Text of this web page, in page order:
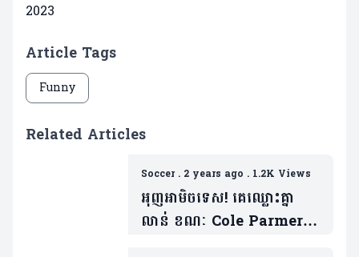
2023
Article Tags
Funny
Related Articles
Soccer. 2 years ago . 1.2K Views
អុញអាមិចទេស! គេឈ្លោះគ្នា
លាន់ ខណៈ Cole Parmer